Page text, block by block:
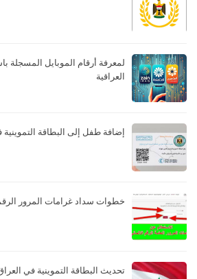
لمعرفة أرقام الموبايل
العراقية
إضافة طفل إلى البطاقة التموينية في
خطوات سداد غرامات المرور
تحديث البطاقة التموينية في